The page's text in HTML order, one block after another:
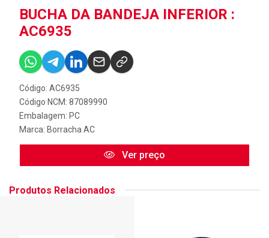
BUCHA DA BANDEJA INFERIOR :
AC6935
Código: AC6935
Código NCM: 87089990
Embalagem: PC
Marca: Borracha AC
Ver preço
Produtos Relacionados